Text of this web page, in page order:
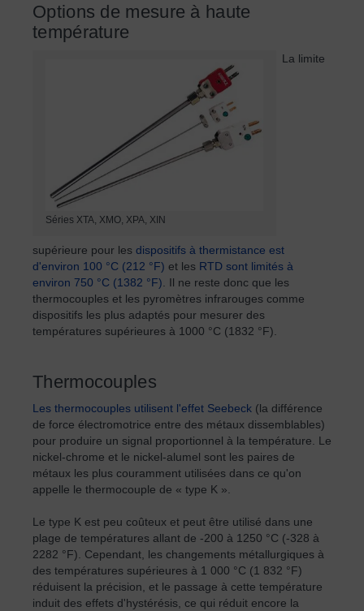
Options de mesure à haute
température
Séries XTA, XMO, XPA, XIN
La limite
supérieure pour les dispositifs à thermistance est
d'environ 100 °C (212 °F) et les RTD sont limités à
environ 750 °C (1382 °F). Il ne reste donc que les
thermocouples et les pyromètres infrarouges comme
dispositifs les plus adaptés pour mesurer des
températures supérieures à 1000 °C (1832 °F).
Thermocouples
Les thermocouples utilisent l'effet Seebeck (la différence
de force électromotrice entre des métaux dissemblables)
pour produire un signal proportionnel à la température. Le
nickel-chrome et le nickel-alumel sont les paires de
métaux les plus couramment utilisées dans ce qu'on
appelle le thermocouple de « type K ».
Le type K est peu coûteux et peut être utilisé dans une
plage de températures allant de -200 à 1250 °C (-328 à
2282 °F). Cependant, les changements métallurgiques à
des températures supérieures à 1 000 °C (1 832 °F)
réduisent la précision, et le passage à cette température
induit des effets d'hystérésis, ce qui réduit encore la